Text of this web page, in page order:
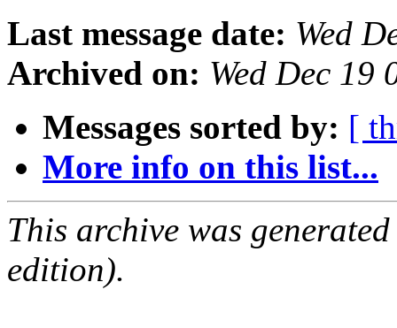
Last message date: Wed
Archived on: Wed Dec 19
Messages sorted by: [
More info on this list...
This archive was
edition).